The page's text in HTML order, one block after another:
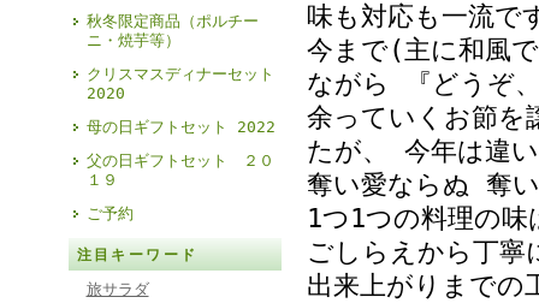
秋冬限定商品（ポルチー
ニ・焼芋等）
クリスマスディナーセット
2020
母の日ギフトセット 2022
父の日ギフトセット ２０
１９
ご予約
注目キーワード
旅サラダ
味も対応も一流
今まで(主に和風
ながら 『どうぞ
余っていくお節
たが、 今年は違
奪い愛ならぬ 奪
1つ1つの料理の
ごしらえから丁寧
出来上がりまで